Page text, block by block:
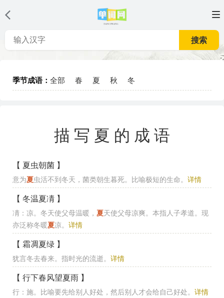
搜索
季节成语： 全部 春 夏 秋 冬
描写夏的成语
【 夏虫朝菌 】
意为夏虫活不到冬天，菌类朝生暮死。比喻极短的生命。 详情
【 冬温夏凊 】
凊：凉。冬天使父母温暖， 夏天使父母凉爽。本指人子孝道。现
亦泛称冬暖夏凉。 详情
【 霜凋夏绿 】
犹言冬去春来。指时光的流逝。 详情
【 行下春风望夏雨 】
行：施。比喻要先给别人好处，然后别人才会给自己好处。 详情